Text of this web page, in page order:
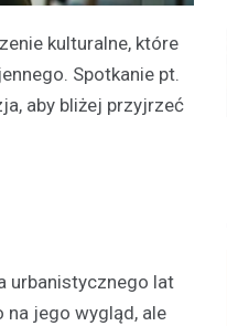
kulturalne, które
Spotkanie pt.
aby bliżej przyjrzeć
urbanistycznego lat
na jego wygląd, ale